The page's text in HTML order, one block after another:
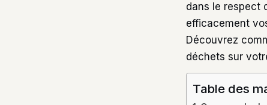
dans le respect
efficacement
Découvrez
déchets sur
Table des